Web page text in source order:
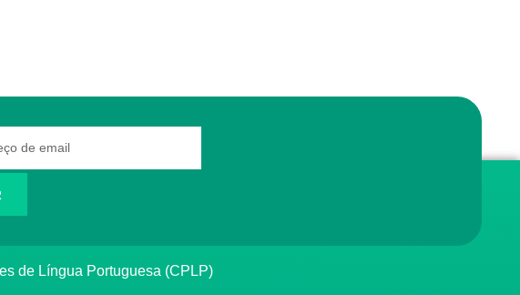
de Língua Portuguesa (CPLP)